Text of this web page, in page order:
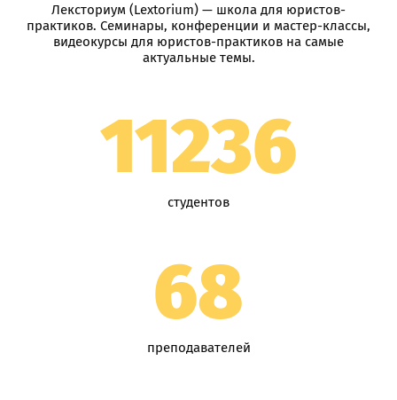
Лексториум (Lextorium) — школа для юристов-
практиков. Семинары, конференции и мастер-классы,
видеокурсы для юристов-практиков на самые
актуальные темы.
11236
студентов
68
преподавателей